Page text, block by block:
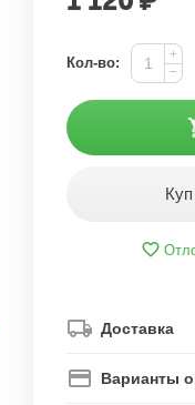
Кол-во:
+
−
Доставка
Варианты